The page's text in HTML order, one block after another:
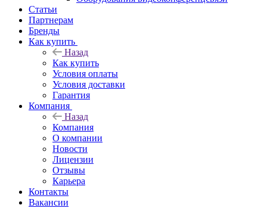
Статьи
Партнерам
Бренды
Как купить
Назад
Как купить
Условия оплаты
Условия доставки
Гарантия
Компания
Назад
Компания
О компании
Новости
Лицензии
Отзывы
Карьера
Контакты
Вакансии